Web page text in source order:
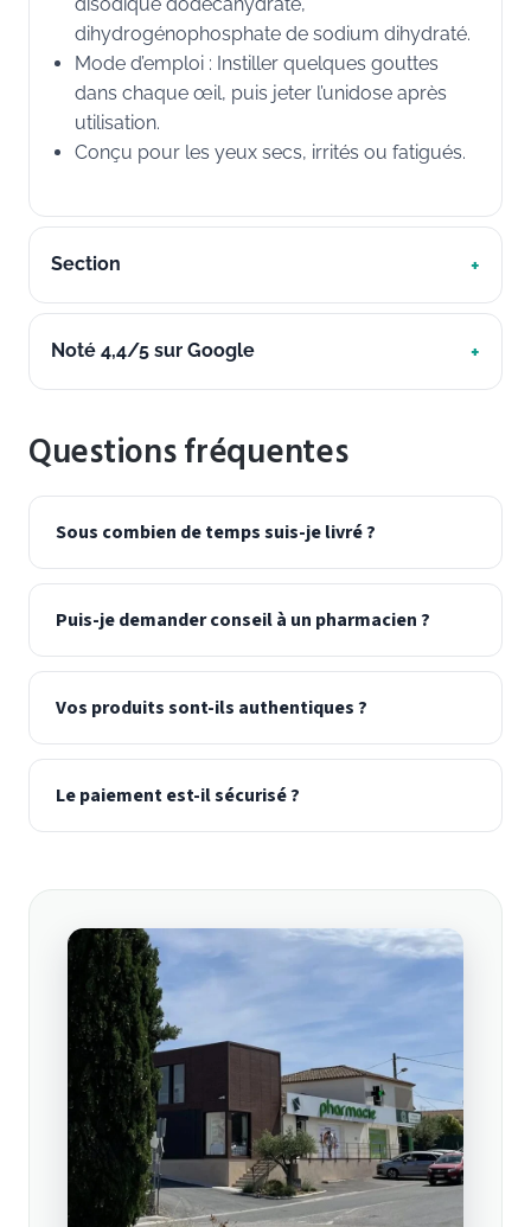
disodique dodécahydraté,
dihydrogénophosphate de sodium dihydraté.
Mode d’emploi : Instiller quelques gouttes
dans chaque œil, puis jeter l’unidose après
utilisation.
Conçu pour les yeux secs, irrités ou fatigués.
Section
Noté 4,4/5 sur Google
Questions fréquentes
Sous combien de temps suis-je livré ?
Puis-je demander conseil à un pharmacien ?
Vos produits sont-ils authentiques ?
Le paiement est-il sécurisé ?